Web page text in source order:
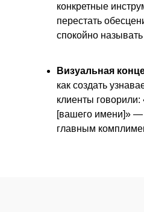
конкретные
перестать
спокойно
Визуальная
как создать
клиенты говорили:
[вашего имени]» —
главным